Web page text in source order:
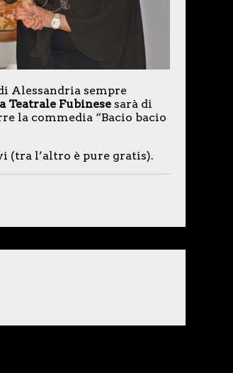
Alessandria sempre
Teatrale Fubinesesarà di
la commedia “Bacio bacio
(tra l’altro è pure gratis).